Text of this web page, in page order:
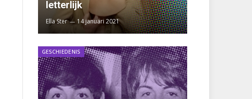
letterlijk
Ella Ster 14 januari 2021
GESCHIEDENIS